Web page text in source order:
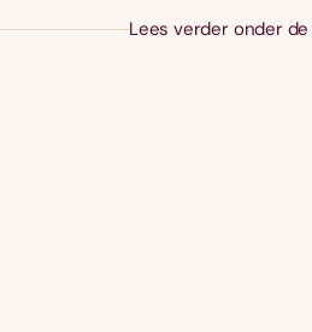
Lees verder onder